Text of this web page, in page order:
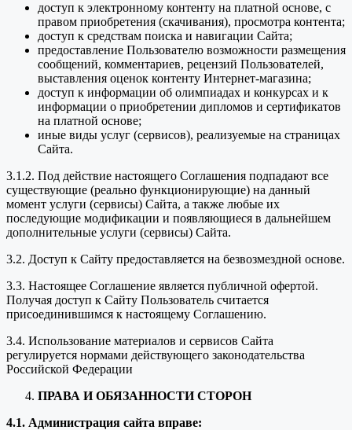
доступ к электронному контенту на платной основе, с
правом приобретения (скачивания), просмотра контента;
доступ к средствам поиска и навигации Сайта;
предоставление Пользователю возможности размещения
сообщений, комментариев, рецензий Пользователей,
выставления оценок контенту Интернет-магазина;
доступ к информации об олимпиадах и конкурсах и к
информации о приобретении дипломов и сертификатов
на платной основе;
иные виды услуг (сервисов), реализуемые на страницах
Сайта.
3.1.2. Под действие настоящего Соглашения подпадают все
существующие (реально функционирующие) на данный
момент услуги (сервисы) Сайта, а также любые их
последующие модификации и появляющиеся в дальнейшем
дополнительные услуги (сервисы) Сайта.
3.2. Доступ к Сайту предоставляется на безвозмездной основе.
3.3. Настоящее Соглашение является публичной офертой.
Получая доступ к Сайту Пользователь считается
присоединившимся к настоящему Соглашению.
3.4. Использование материалов и сервисов Сайта
регулируется нормами действующего законодательства
Российской Федерации
ПРАВА И ОБЯЗАННОСТИ СТОРОН
4.1. Администрация сайта вправе: